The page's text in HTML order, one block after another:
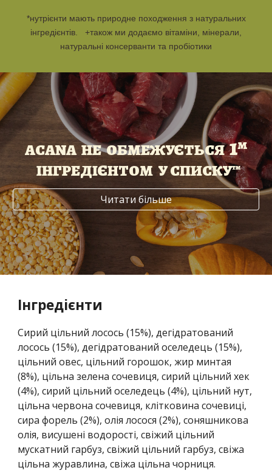
*нутрієнти мають природне походження з натуральних
інгредієнтів. +також ми додаємо вітаміни, мінерали,
натуральні консерванти та пробіотики
ACANA НЕ ОБМЕЖУЄТЬСЯ1м
ІНГРЕДІЄНТОМ У СПИСКУ™
Читати більше
Інгредієнти
Сирий цільний лосось (15%), дегідратований
лосось (15%), дегідратований оселедець (15%),
цільний овес, цільний горошок, жир минтая
(8%), цільна зелена сочевиця, сирий цільний хек
(4%), сирий цільний оселедець (4%), цільний нут,
цільна червона сочевиця, клітковина сочевиці,
сира форель (2%), олія лосося (2%), соняшникова
олія, висушені водорості, свіжий цільний
мускатний гарбуз, свіжий цільний гарбуз, свіжа
цільна журавлина, свіжа цільна чорниця.